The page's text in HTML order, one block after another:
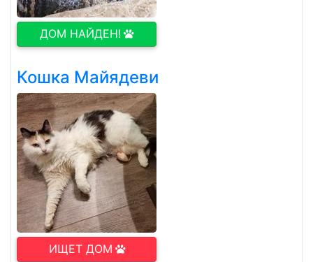
ДОМ НАЙДЕН!
Кошка Майядеви
ИЩЕТ ДОМ